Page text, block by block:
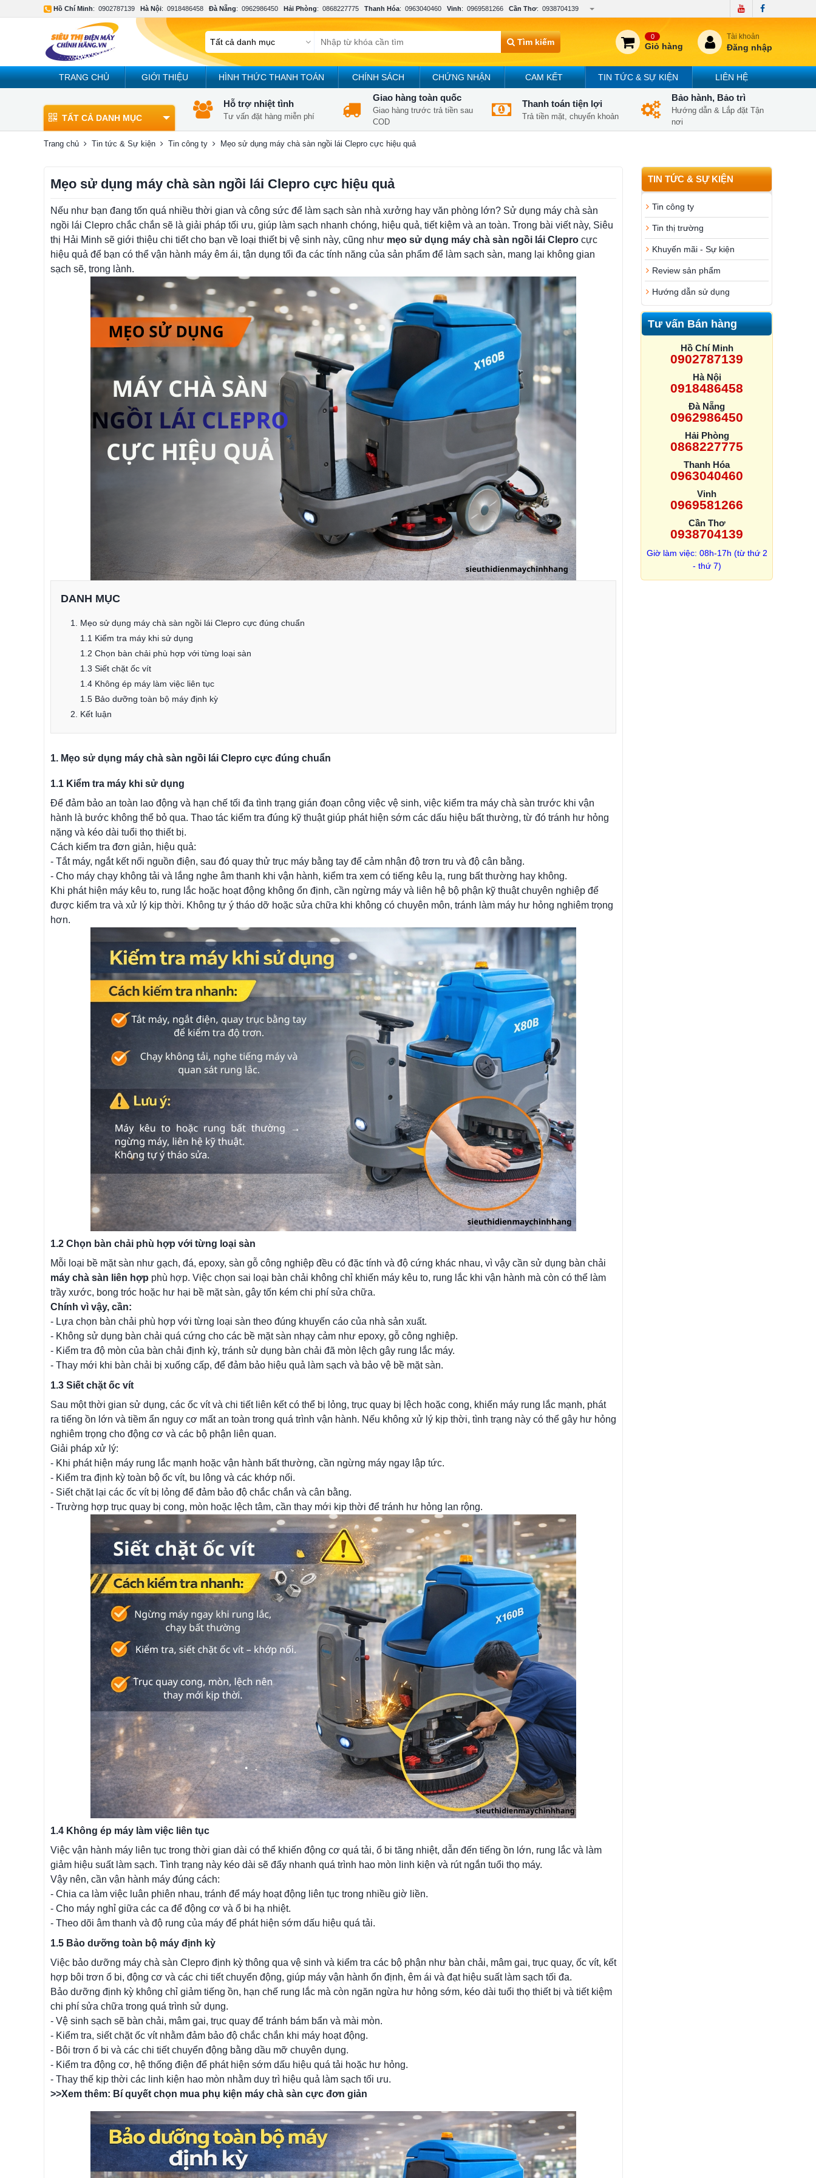
Hồ Chí Minh: 0902787139 Hà Nội: 0918486458 Đà Nẵng: 0962986450 Hải Phòng: 0868227775 Thanh Hóa: 0963040460 Vinh: 0969581266 Cần Thơ: 0938704139
Tìm kiếm
0
Giỏ hàng
Tài khoản
Đăng nhập
TRANG CHỦ GIỚI THIỆU HÌNH THỨC THANH TOÁN CHÍNH SÁCH CHỨNG NHẬN CAM KẾT TIN TỨC & SỰ KIỆN LIÊN HỆ
TẤT CẢ DANH MỤC
Hỗ trợ nhiệt tình
Tư vấn đặt hàng miễn phí
Giao hàng toàn quốc
Giao hàng trước trả tiền sau
COD
Thanh toán tiện lợi
Trả tiền mặt, chuyển khoản
Bảo hành, Bảo trì
Hướng dẫn & Lắp đặt Tận
nơi
Trang chủ Tin tức & Sự kiện Tin công ty Mẹo sử dụng máy chà sàn ngồi lái Clepro cực hiệu quả
TIN TỨC & SỰ KIỆN
Tin công ty
Tin thị trường
Khuyến mãi - Sự kiện
Review sản phẩm
Hướng dẫn sử dụng
Tư vấn Bán hàng
Hồ Chí Minh
0902787139
Hà Nội
0918486458
Đà Nẵng
0962986450
Hải Phòng
0868227775
Thanh Hóa
0963040460
Vinh
0969581266
Cần Thơ
0938704139
Giờ làm việc: 08h-17h (từ thứ 2
- thứ 7)
Mẹo sử dụng máy chà sàn ngồi lái Clepro cực hiệu quả
Nếu như bạn đang tốn quá nhiều thời gian và công sức để làm sạch sàn nhà xưởng hay văn phòng lớn? Sử dụng máy chà sàn
ngồi lái Clepro chắc chắn sẽ là giải pháp tối ưu, giúp làm sạch nhanh chóng, hiệu quả, tiết kiệm và an toàn. Trong bài viết này, Siêu
thị Hải Minh sẽ giới thiệu chi tiết cho bạn về loại thiết bị vệ sinh này, cũng như mẹo sử dụng máy chà sàn ngồi lái Clepro cực
hiệu quả để bạn có thể vận hành máy êm ái, tận dụng tối đa các tính năng của sản phẩm để làm sạch sàn, mang lại không gian
sạch sẽ, trong lành.
DANH MỤC
1. Mẹo sử dụng máy chà sàn ngồi lái Clepro cực đúng chuẩn
1.1 Kiểm tra máy khi sử dụng
1.2 Chọn bàn chải phù hợp với từng loại sàn
1.3 Siết chặt ốc vít
1.4 Không ép máy làm việc liên tục
1.5 Bảo dưỡng toàn bộ máy định kỳ
2. Kết luận
1. Mẹo sử dụng máy chà sàn ngồi lái Clepro cực đúng chuẩn
1.1 Kiểm tra máy khi sử dụng
Để đảm bảo an toàn lao động và hạn chế tối đa tình trạng gián đoạn công việc vệ sinh, việc kiểm tra máy chà sàn trước khi vận
hành là bước không thể bỏ qua. Thao tác kiểm tra đúng kỹ thuật giúp phát hiện sớm các dấu hiệu bất thường, từ đó tránh hư hỏng
nặng và kéo dài tuổi thọ thiết bị.
Cách kiểm tra đơn giản, hiệu quả:
- Tắt máy, ngắt kết nối nguồn điện, sau đó quay thử trục máy bằng tay để cảm nhận độ trơn tru và độ cân bằng.
- Cho máy chạy không tải và lắng nghe âm thanh khi vận hành, kiểm tra xem có tiếng kêu lạ, rung bất thường hay không.
Khi phát hiện máy kêu to, rung lắc hoặc hoạt động không ổn định, cần ngừng máy và liên hệ bộ phận kỹ thuật chuyên nghiệp để
được kiểm tra và xử lý kịp thời. Không tự ý tháo dỡ hoặc sửa chữa khi không có chuyên môn, tránh làm máy hư hỏng nghiêm trọng
hơn.
1.2 Chọn bàn chải phù hợp với từng loại sàn
Mỗi loại bề mặt sàn như gạch, đá, epoxy, sàn gỗ công nghiệp đều có đặc tính và độ cứng khác nhau, vì vậy cần sử dụng bàn chải
máy chà sàn liên hợp phù hợp. Việc chọn sai loại bàn chải không chỉ khiến máy kêu to, rung lắc khi vận hành mà còn có thể làm
trầy xước, bong tróc hoặc hư hại bề mặt sàn, gây tốn kém chi phí sửa chữa.
Chính vì vậy, cần:
- Lựa chọn bàn chải phù hợp với từng loại sàn theo đúng khuyến cáo của nhà sản xuất.
- Không sử dụng bàn chải quá cứng cho các bề mặt sàn nhạy cảm như epoxy, gỗ công nghiệp.
- Kiểm tra độ mòn của bàn chải định kỳ, tránh sử dụng bàn chải đã mòn lệch gây rung lắc máy.
- Thay mới khi bàn chải bị xuống cấp, để đảm bảo hiệu quả làm sạch và bảo vệ bề mặt sàn.
1.3 Siết chặt ốc vít
Sau một thời gian sử dụng, các ốc vít và chi tiết liên kết có thể bị lỏng, trục quay bị lệch hoặc cong, khiến máy rung lắc mạnh, phát
ra tiếng ồn lớn và tiềm ẩn nguy cơ mất an toàn trong quá trình vận hành. Nếu không xử lý kịp thời, tình trạng này có thể gây hư hỏng
nghiêm trọng cho động cơ và các bộ phận liên quan.
Giải pháp xử lý:
- Khi phát hiện máy rung lắc mạnh hoặc vận hành bất thường, cần ngừng máy ngay lập tức.
- Kiểm tra định kỳ toàn bộ ốc vít, bu lông và các khớp nối.
- Siết chặt lại các ốc vít bị lỏng để đảm bảo độ chắc chắn và cân bằng.
- Trường hợp trục quay bị cong, mòn hoặc lệch tâm, cần thay mới kịp thời để tránh hư hỏng lan rộng.
1.4 Không ép máy làm việc liên tục
Việc vận hành máy liên tục trong thời gian dài có thể khiến động cơ quá tải, ổ bi tăng nhiệt, dẫn đến tiếng ồn lớn, rung lắc và làm
giảm hiệu suất làm sạch. Tình trạng này kéo dài sẽ đẩy nhanh quá trình hao mòn linh kiện và rút ngắn tuổi thọ máy.
Vậy nên, cần vận hành máy đúng cách:
- Chia ca làm việc luân phiên nhau, tránh để máy hoạt động liên tục trong nhiều giờ liền.
- Cho máy nghỉ giữa các ca để động cơ và ổ bi hạ nhiệt.
- Theo dõi âm thanh và độ rung của máy để phát hiện sớm dấu hiệu quá tải.
1.5 Bảo dưỡng toàn bộ máy định kỳ
Việc bảo dưỡng máy chà sàn Clepro định kỳ thông qua vệ sinh và kiểm tra các bộ phận như bàn chải, mâm gai, trục quay, ốc vít, kết
hợp bôi trơn ổ bi, động cơ và các chi tiết chuyển động, giúp máy vận hành ổn định, êm ái và đạt hiệu suất làm sạch tối đa.
Bảo dưỡng định kỳ không chỉ giảm tiếng ồn, hạn chế rung lắc mà còn ngăn ngừa hư hỏng sớm, kéo dài tuổi thọ thiết bị và tiết kiệm
chi phí sửa chữa trong quá trình sử dụng.
- Vệ sinh sạch sẽ bàn chải, mâm gai, trục quay để tránh bám bẩn và mài mòn.
- Kiểm tra, siết chặt ốc vít nhằm đảm bảo độ chắc chắn khi máy hoạt động.
- Bôi trơn ổ bi và các chi tiết chuyển động bằng dầu mỡ chuyên dụng.
- Kiểm tra động cơ, hệ thống điện để phát hiện sớm dấu hiệu quá tải hoặc hư hỏng.
- Thay thế kịp thời các linh kiện hao mòn nhằm duy trì hiệu quả làm sạch tối ưu.
>>Xem thêm: Bí quyết chọn mua phụ kiện máy chà sàn cực đơn giản